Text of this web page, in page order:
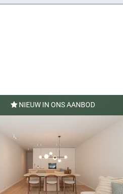
NIEUW IN ONS AANBOD